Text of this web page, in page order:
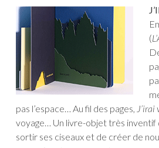
(
pas l’espace… Au fil des pages, J’irai
voyage… Un livre-objet très inventif
sortir ses ciseaux et de créer de